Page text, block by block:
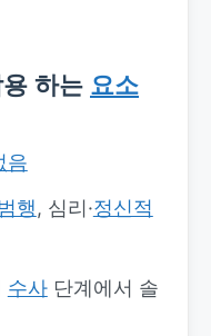
하는 요소
음
범행, 심리·정신적
수사단계에서 솔